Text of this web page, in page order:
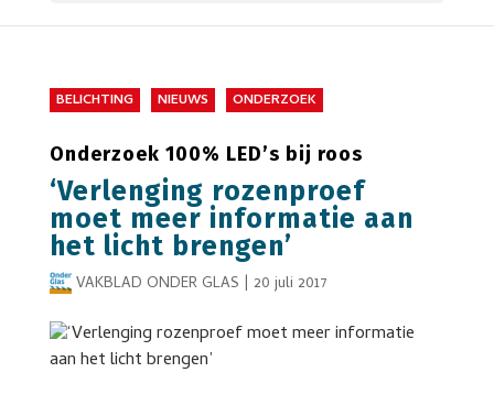
BELICHTING NIEUWS ONDERZOEK
Onderzoek 100% LED’s bij roos
‘Verlenging rozenproef
moet meer informatie aan
het licht brengen’
VAKBLAD ONDER GLAS | 20 juli 2017